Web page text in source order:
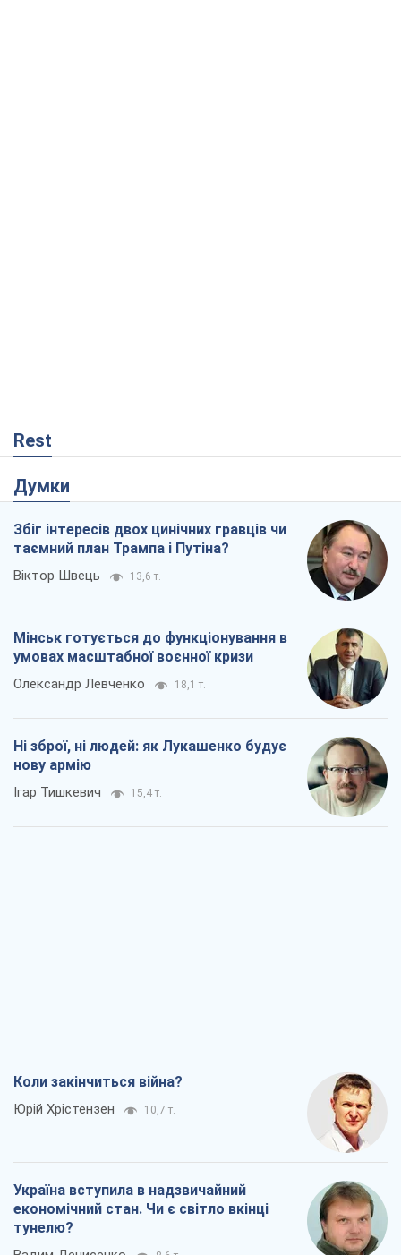
Rest
Думки
Збіг інтересів двох цинічних гравців чи
таємний план Трампа і Путіна?
Віктор Швець 13,6 т.
Мінськ готується до функціонування в
умовах масштабної воєнної кризи
Олександр Левченко 18,1 т.
Ні зброї, ні людей: як Лукашенко будує
нову армію
Ігар Тишкевич 15,4 т.
Коли закінчиться війна?
Юрій Хрістензен 10,7 т.
Україна вступила в надзвичайний
економічний стан. Чи є світло вкінці
тунелю?